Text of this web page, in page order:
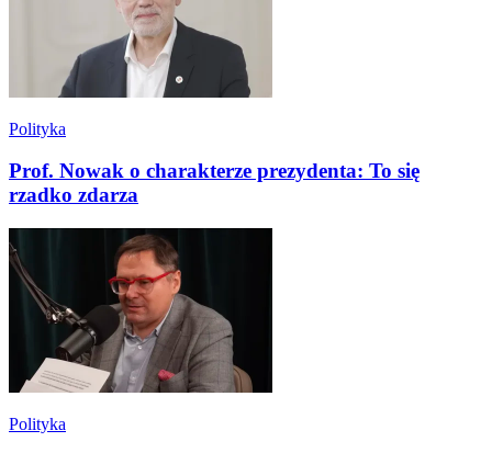
Polityka
Prof. Nowak o charakterze prezydenta: To się
rzadko zdarza
Polityka